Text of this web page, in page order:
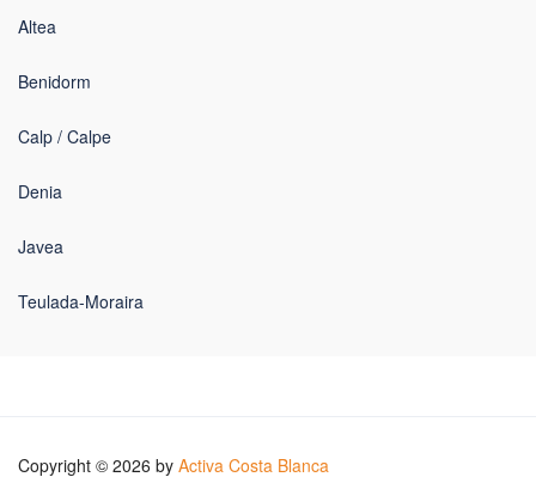
Altea
Benidorm
Calp / Calpe
Denia
Javea
Teulada-Moraira
Copyright © 2026 by Activa Costa Blanca